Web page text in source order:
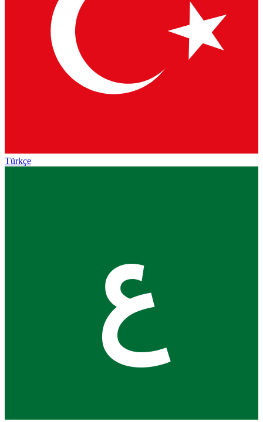
Türkçe
ع